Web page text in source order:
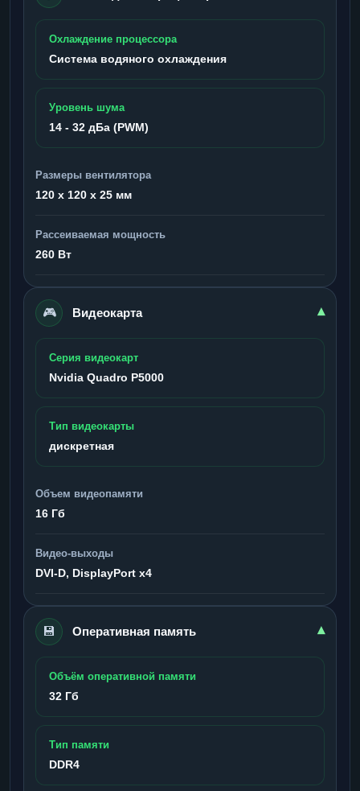
Охлаждение процессора
Система водяного охлаждения
Уровень шума
14 - 32 дБа (PWM)
Размеры вентилятора
120 x 120 x 25 мм
Рассеиваемая мощность
260 Вт
🎮 Видеокарта ▾
Серия видеокарт
Nvidia Quadro P5000
Тип видеокарты
дискретная
Объем видеопамяти
16 Гб
Видео-выходы
DVI-D, DisplayPort x4
💾 Оперативная память ▾
Объём оперативной памяти
32 Гб
Тип памяти
DDR4